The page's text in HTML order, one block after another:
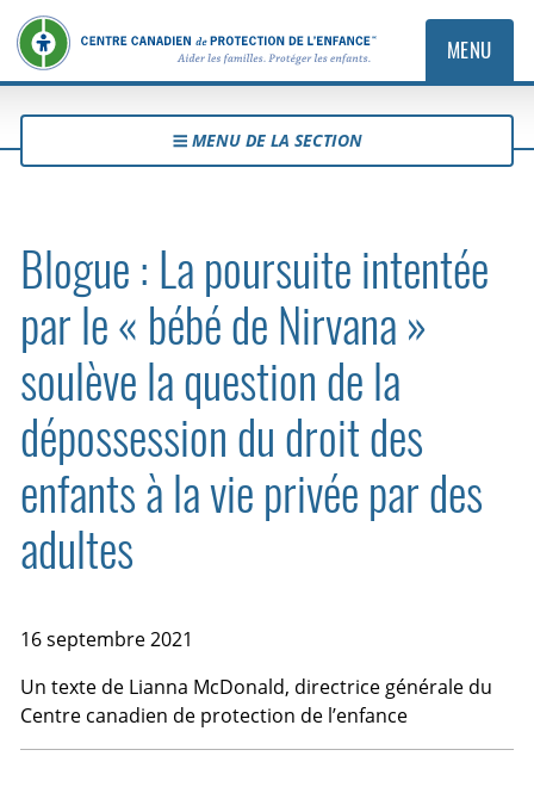
MENU
MENU DE LA SECTION
Blogue : La poursuite intentée
par le « bébé de Nirvana »
soulève la question de la
dépossession du droit des
enfants à la vie privée par des
adultes
16 septembre 2021
Un texte de Lianna McDonald, directrice générale du
Centre canadien de protection de l’enfance